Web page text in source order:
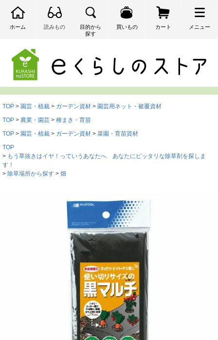
ホーム 読みもの
目的から
探す
買いもの カート メニュー
TOP 園芸・植栽 ガーデン資材
園芸用ネット・被覆資材
TOP
農業・園芸
種まき・育苗
TOP
園芸・植栽 ガーデン資材
菜園・育苗資材
TOP
もう草抜きはイヤ！っていうあなたへ あなたにピッタリな除草剤を探しま
す！
除草場所から探す
畑